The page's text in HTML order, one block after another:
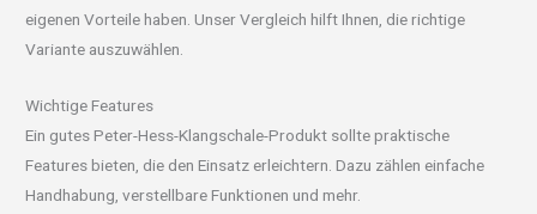
eigenen Vorteile haben. Unser Vergleich hilft Ihnen, die richtige
Variante auszuwählen.
Wichtige Features
Ein gutes Peter-Hess-Klangschale-Produkt sollte praktische
Features bieten, die den Einsatz erleichtern. Dazu zählen einfache
Handhabung, verstellbare Funktionen und mehr.